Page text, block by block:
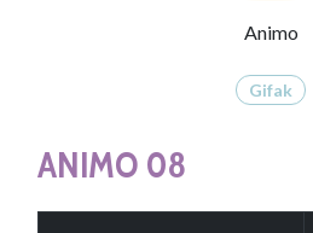
Animo
Gifak
ANIMO 08